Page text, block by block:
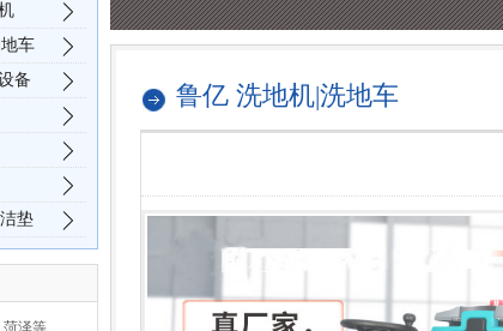
车
备
垫
泽等..
鲁亿 洗地机|洗地车